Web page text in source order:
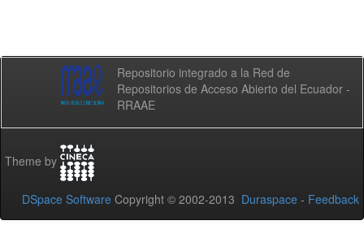
Repositorio integrado a la Red de
Repositorios de Acceso Abierto del Ecuador -
RRAAE
Theme by
DSpace Software Copyright © 2002-2013 Duraspace - Feedback